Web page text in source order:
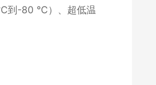
-80 ℃）、超低温